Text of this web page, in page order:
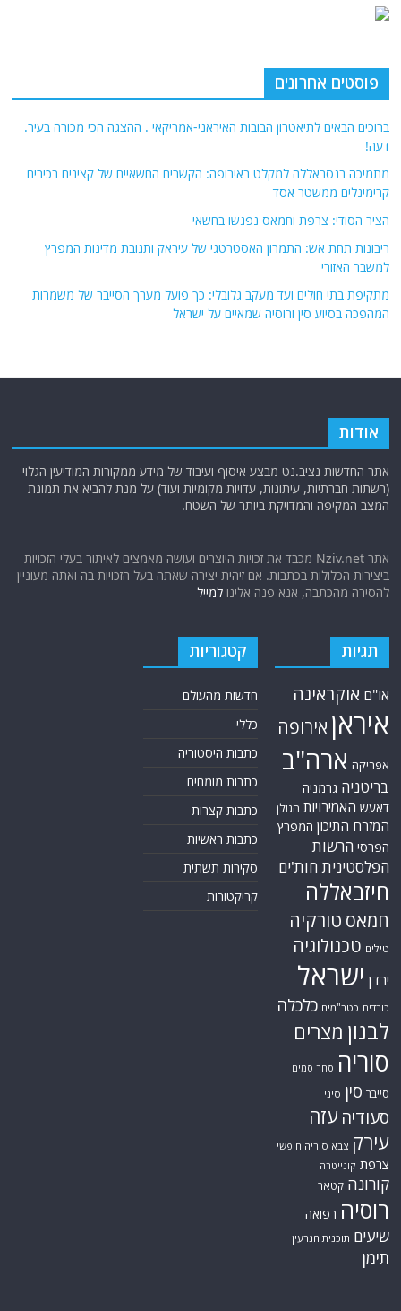
פוסטים אחרונים
ברוכים הבאים לתיאטרון הבובות האיראני-אמריקאי . ההצגה הכי מכורה בעיר.
דעה!
מתמיכה בנסראללה למקלט באירופה: הקשרים החשאיים של קצינים בכירים
קרימינלים ממשטר אסד
הציר הסודי: צרפת וחמאס נפגשו בחשאי
ריבונות תחת אש: התמרון האסטרטגי של עיראק ותגובת מדינות המפרץ
למשבר האזורי
מתקיפת בתי חולים ועד מעקב גלובלי: כך פועל מערך הסייבר של משמרות
המהפכה בסיוע סין ורוסיה שמאיים על ישראל
אודות
אתר החדשות נציב.נט מבצע איסוף ועיבוד של מידע ממקורות המודיעין הגלוי
(רשתות חברתיות, עיתונות, עדויות מקומיות ועוד) על מנת להביא את תמונת
המצב המקיפה והמדויקת ביותר של השטח.
אתר Nziv.net מכבד את זכויות היוצרים ועושה מאמצים לאיתור בעלי הזכויות
ביצירות הכלולות בכתבות. אם זיהית יצירה שאתה בעל הזכויות בה ואתה מעוניין
להסירה מהכתבה, אנא פנה אלינולמייל
תגיות
או"ם אוקראינה
איראן אירופה
אפריקה ארה"ב
בריטניה גרמניה
דאעש האמירויות הגולן
המזרח התיכון המפרץ
הפרסי הרשות
הפלסטינית חות'ים
חיזבאללה
חמאס טורקיה
טילים טכנולוגיה
ירדן ישראל
כורדים כטב"מים כלכלה
לבנון מצרים
סוריה סחר סמים
סייבר סין סיני
סעודיה עזה
עירק צבא סוריה חופשי
צרפת קונייטרה
קורונה קטאר
רוסיה רפואה
שיעים תוכנית הגרעין
תימן
קטגוריות
חדשות מהעולם
כללי
כתבות היסטוריה
כתבות מומחים
כתבות קצרות
כתבות ראשיות
סקירות תשתית
קריקטורות